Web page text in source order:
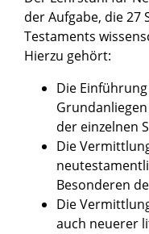
der Aufgabe, die 27
Testaments
Hierzu gehört:
Die
der einzelnen
Die
Besonderen
Die
auch neuerer